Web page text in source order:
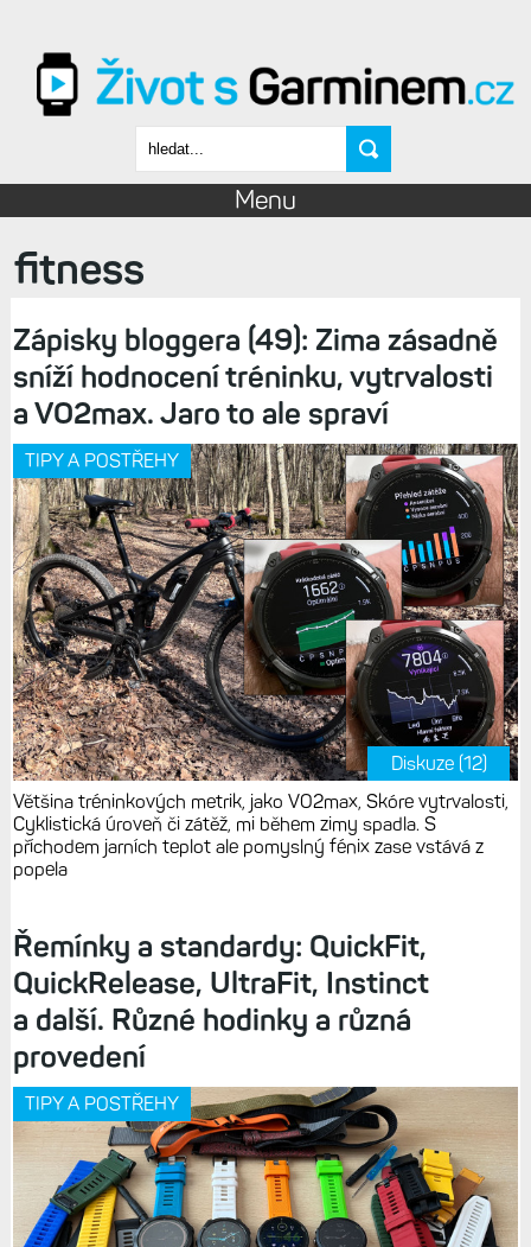
Vyhledávání
Menu
fitness
Zápisky bloggera (49): Zima zásadně
sníží hodnocení tréninku, vytrvalosti
a VO2max. Jaro to ale spraví
TIPY A POSTŘEHY
Diskuze (12)
Většina tréninkových metrik, jako VO2max, Skóre vytrvalosti,
Cyklistická úroveň či zátěž, mi během zimy spadla. S
příchodem jarních teplot ale pomyslný fénix zase vstává z
popela
Řemínky a standardy: QuickFit,
QuickRelease, UltraFit, Instinct
a další. Různé hodinky a různá
provedení
TIPY A POSTŘEHY